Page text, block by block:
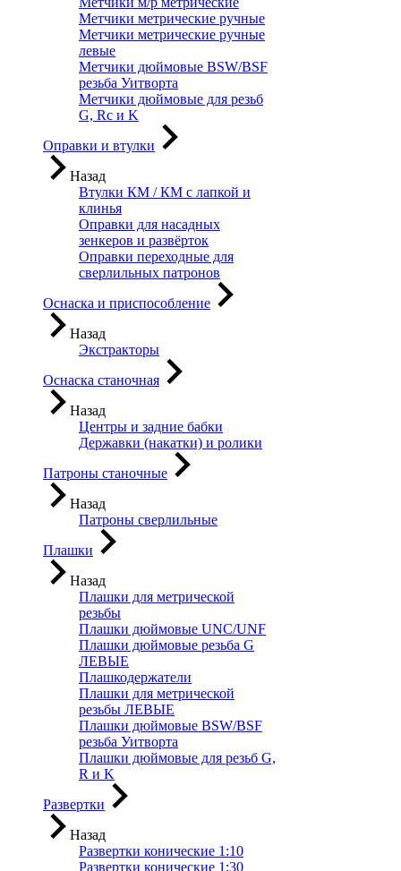
Метчики метрические ручные
Метчики метрические ручные
левые
Метчики дюймовые BSW/BSF
резьба Уитворта
Метчики дюймовые для резьб
G, Rc и K
Оправки и втулки
Назад
Втулки КМ / КМ с лапкой и
клинья
Оправки для насадных
зенкеров и развёрток
Оправки переходные для
сверлильных патронов
Оснаска и приспособление
Назад
Экстракторы
Оснаска станочная
Назад
Центры и задние бабки
Державки (накатки) и ролики
Патроны станочные
Назад
Патроны сверлильные
Плашки
Назад
Плашки для метрической
резьбы
Плашки дюймовые UNC/UNF
Плашки дюймовые резьба G
ЛЕВЫЕ
Плашкодержатели
Плашки для метрической
резьбы ЛЕВЫЕ
Плашки дюймовые BSW/BSF
резьба Уитворта
Плашки дюймовые для резьб G,
R и K
Развертки
Назад
Развертки конические 1:10
Развертки конические 1:30